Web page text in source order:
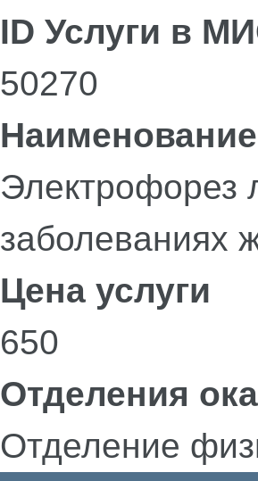
ID Услуги в
50270
Наименование
Электрофорез
заболеваниях
Цена услуги
650
Отделения
Отделение